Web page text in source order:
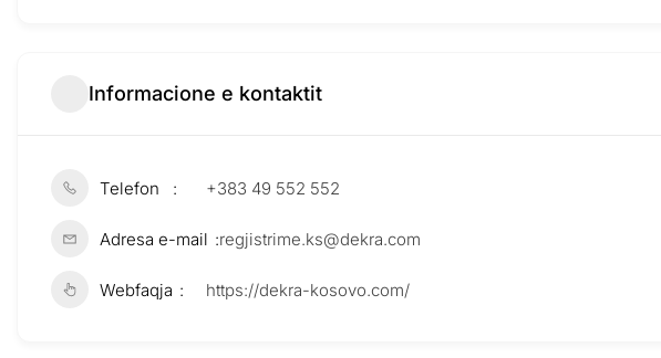
Informacione e kontaktit
Telefon +383 49 552 552
Adresa e-mail regjistrime.ks@dekra.com
Webfaqja https://dekra-kosovo.com/